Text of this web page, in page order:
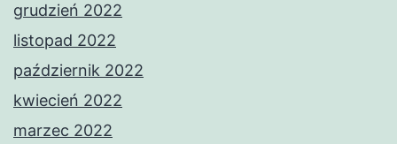
grudzień 2022
listopad 2022
październik 2022
kwiecień 2022
marzec 2022